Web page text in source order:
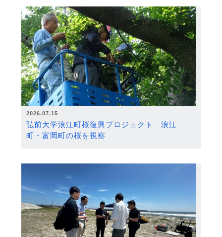
2026.07.15
弘前大学浪江町桜復興プロジェクト 浪江
町・富岡町の桜を視察